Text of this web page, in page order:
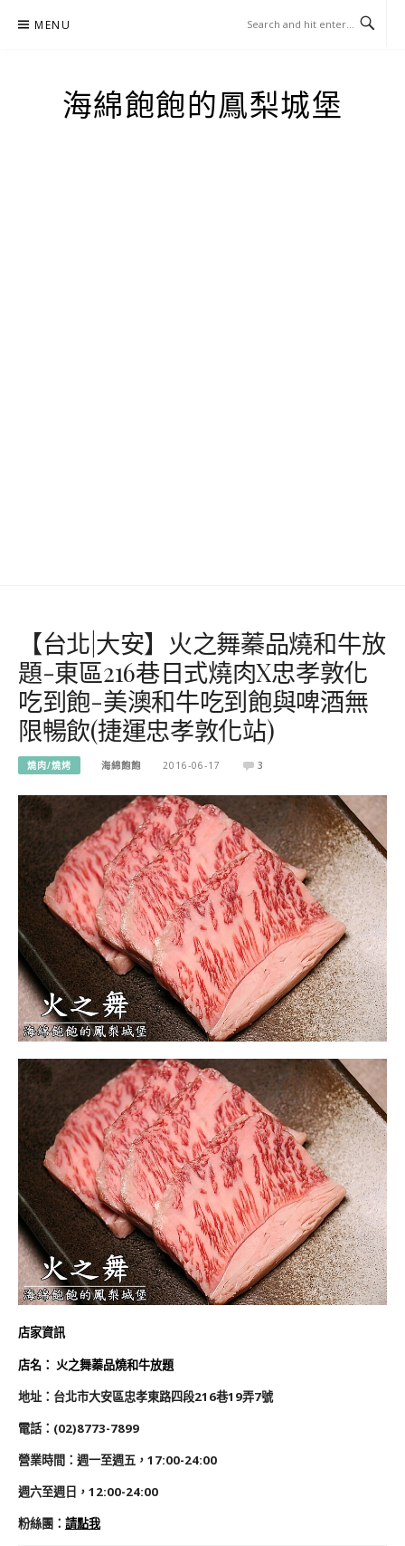
MENU
海綿飽飽的鳳梨城堡
【台北|大安】火之舞蓁品燒和牛放
題-東區216巷日式燒肉X忠孝敦化
吃到飽-美澳和牛吃到飽與啤酒無
限暢飲(捷運忠孝敦化站)
燒肉/燒烤 海綿飽飽 2016-06-17 3
店家資訊
店名： 火之舞蓁品燒和牛放題
地址： 台北市大安區忠孝東路四段216巷19弄7號
電話： (02)8773-7899
營業時間： 週一至週五，17:00-24:00
週六至週日，12:00-24:00
粉絲團： 請點我